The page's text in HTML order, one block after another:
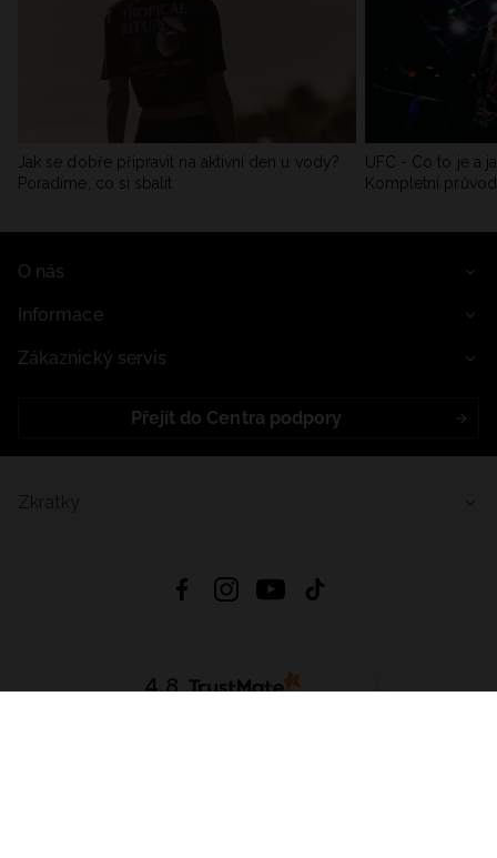
Jak se dobře připravit na aktivní den u vody?
Poradíme, co si sbalit
UFC - Co to je a
Kompletní
O nás
Informace
Zákaznický servis
Přejít do Centra podpory
4.8